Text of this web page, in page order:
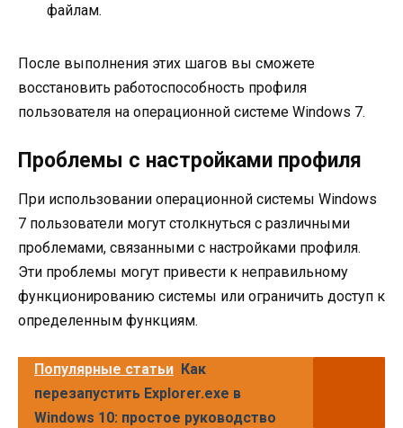
файлам.
После выполнения этих шагов вы сможете
восстановить работоспособность профиля
пользователя на операционной системе Windows 7.
Проблемы с настройками профиля
При использовании операционной системы Windows
7 пользователи могут столкнуться с различными
проблемами, связанными с настройками профиля.
Эти проблемы могут привести к неправильному
функционированию системы или ограничить доступ к
определенным функциям.
Популярные статьи Как
перезапустить Explorer.exe в
Windows 10: простое руководство